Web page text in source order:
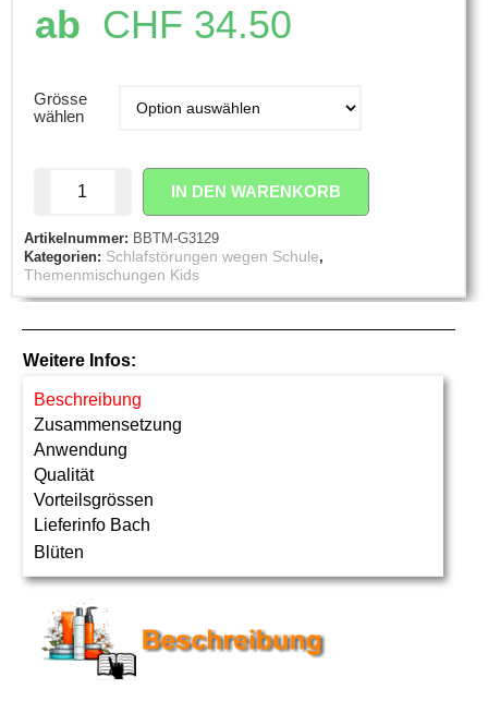
ab CHF 34.50
Grösse
wählen
IN DEN WARENKORB
Artikelnummer: BBTM-G3129
Kategorien: Schlafstörungen wegen Schule,
Themenmischungen Kids
Weitere Infos:
Beschreibung
Zusammensetzung
Anwendung
Qualität
Vorteilsgrössen
Lieferinfo Bach
Blüten